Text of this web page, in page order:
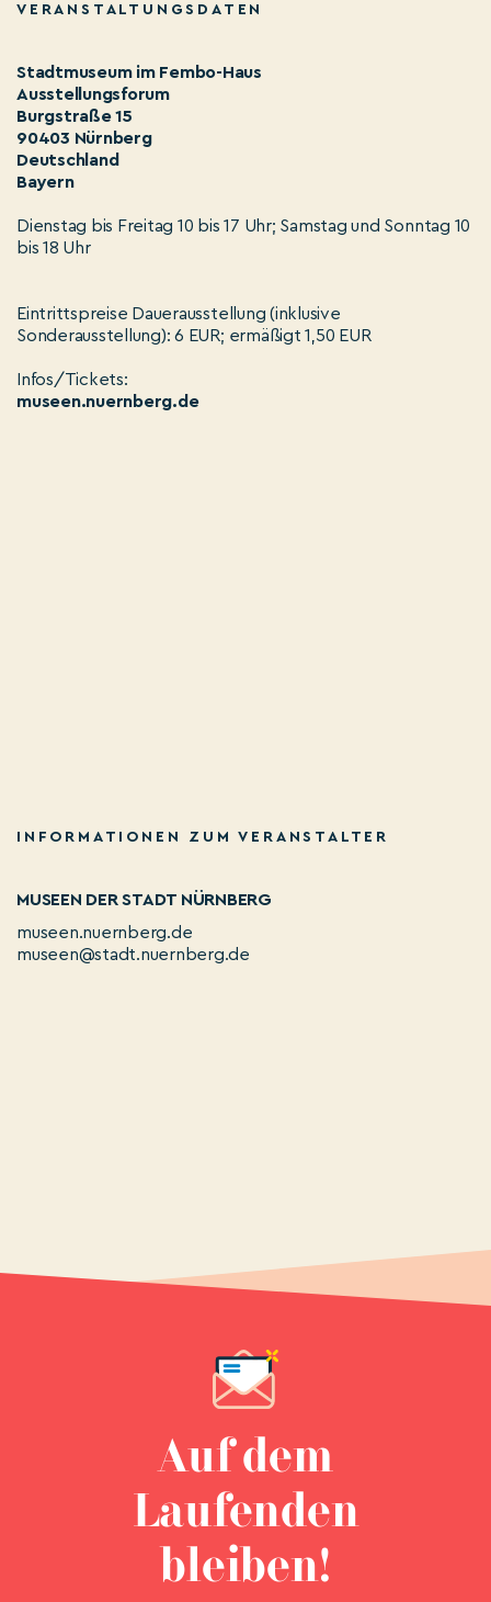
VERANSTALTUNGSDATEN
Stadtmuseum im Fembo-Haus
Ausstellungsforum
Burgstraße 15
90403 Nürnberg
Deutschland
Bayern
Dienstag bis Freitag 10 bis 17 Uhr; Samstag und Sonntag 10
bis 18 Uhr
Eintrittspreise Dauerausstellung (inklusive
Sonderausstellung): 6 EUR; ermäßigt 1,50 EUR
Infos/Tickets:
museen.nuernberg.de
INFORMATIONEN ZUM VERANSTALTER
MUSEEN DER STADT NÜRNBERG
museen.nuernberg.de
museen@stadt.nuernberg.de
Auf dem
Laufenden
bleiben!